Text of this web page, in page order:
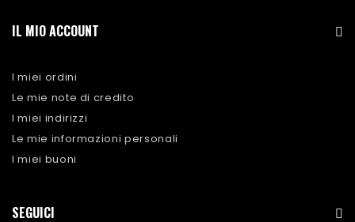
IL MIO ACCOUNT
I miei ordini
Le mie note di credito
I miei indirizzi
Le mie informazioni personali
I miei buoni
SEGUICI